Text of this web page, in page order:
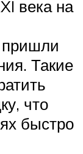
века на
Такие
что
быстро